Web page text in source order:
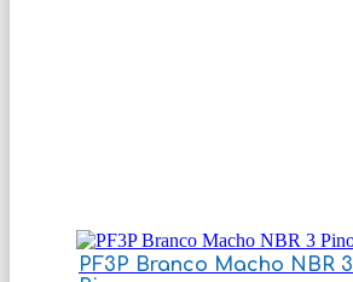
PF3P Branco Macho NBR 3